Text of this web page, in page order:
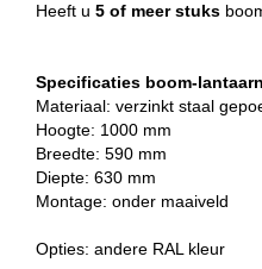
Heeft u 5 of meer stuks
Specificaties boom-
Materiaal: verzinkt staal
Hoogte: 1000 mm
Breedte: 590 mm
Diepte: 630 mm
Montage: onder maaiveld
Opties: andere RAL kleur